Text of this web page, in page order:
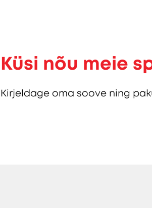
Küsi nõu meie
Kirjeldage oma soove ning